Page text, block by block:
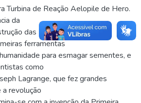
Turbina de Reação Aelopile de Hero.
da
das Rodas de Água,
ferramentas
para esmagar sementes, e
como
Lagrange, que fez grandes
revolução